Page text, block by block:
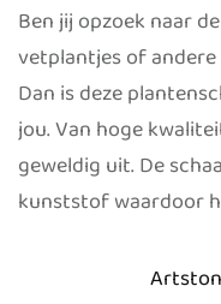
Ben jij opzoek naar
vetplantjes of
Dan is deze
jou. Van hoge
geweldig uit. De
kunststof waardoor